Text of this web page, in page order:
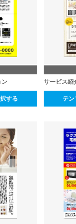
ン
する
サービス紹
テン